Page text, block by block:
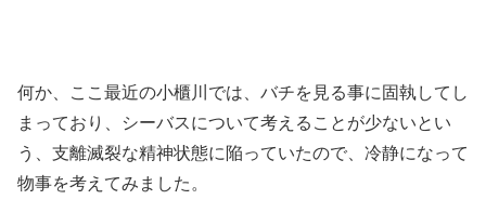
何か、ここ最近の小櫃川では、バチを見る事に固執してし
まっており、シーバスについて考えることが少ないとい
う、支離滅裂な精神状態に陥っていたので、冷静になって
物事を考えてみました。